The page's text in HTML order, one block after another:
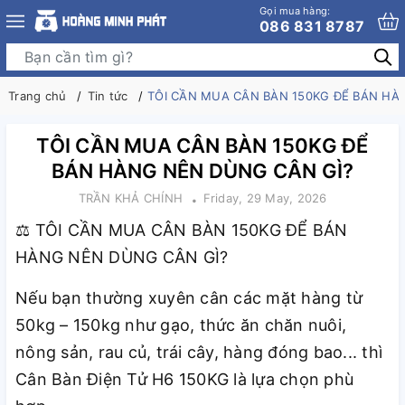
Gọi mua hàng:
086 831 8787
Trang chủ Tin tức TÔI CẦN MUA CÂN BÀN 150KG ĐỂ BÁN
TÔI CẦN MUA CÂN BÀN 150KG ĐỂ
BÁN HÀNG NÊN DÙNG CÂN GÌ?
TRẦN KHẢ CHÍNH Friday, 29 May, 2026
⚖️ TÔI CẦN MUA CÂN BÀN 150KG ĐỂ BÁN
HÀNG NÊN DÙNG CÂN GÌ?
Nếu bạn thường xuyên cân các mặt hàng từ
50kg – 150kg như gạo, thức ăn chăn nuôi,
nông sản, rau củ, trái cây, hàng đóng bao... thì
Cân Bàn Điện Tử H6 150KG là lựa chọn phù